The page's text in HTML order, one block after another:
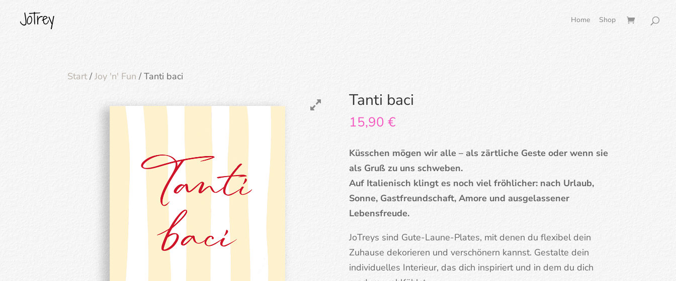
Home Shop
Start/Joy 'n' Fun / Tanti baci
Tanti baci
15,90 €
Küsschen mögen wir alle – als zärtliche Geste oder wenn sie
als Gruß zu uns schweben.
Auf Italienisch klingt es noch viel fröhlicher: nach Urlaub,
Sonne, Gastfreundschaft, Amore und ausgelassener
Lebensfreude.
JoTreys sind Gute-Laune-Plates, mit denen du flexibel dein
Zuhause dekorieren und verschönern kannst. Gestalte dein
individuelles Interieur, das dich inspiriert und in dem du dich